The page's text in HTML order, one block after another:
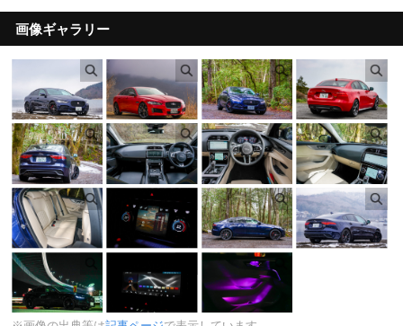
画像ギャラリー